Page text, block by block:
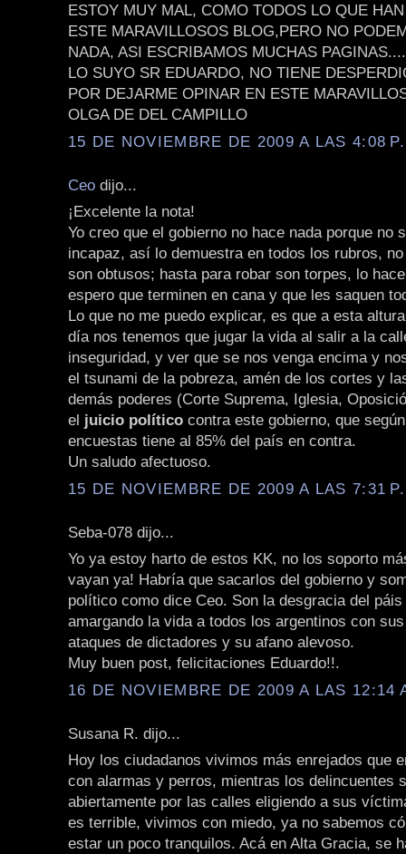
ESTOY MUY MAL, COMO TODOS LO QUE
ESTE MARAVILLOSOS BLOG,PERO NO
NADA, ASI ESCRIBAMOS MUCHAS
LO SUYO SR EDUARDO, NO TIENE
POR DEJARME OPINAR EN ESTE
OLGA DE DEL CAMPILLO
15 DE NOVIEMBRE DE 2009 A LAS 4:08
Ceo dijo...
¡Excelente la nota!
Yo creo que el gobierno no hace nada porque no
incapaz, así lo demuestra en todos los rubros,
son obtusos; hasta para robar son torpes, lo
espero que terminen en cana y que les saquen
Lo que no me puedo explicar, es que a esta
día nos tenemos que jugar la vida al salir a la
inseguridad, y ver que se nos venga encima y
el tsunami de la pobreza, amén de los cortes y
demás poderes (Corte Suprema, Iglesia,
el juicio político contra este gobierno, que
encuestas tiene al 85% del país en contra.
Un saludo afectuoso.
15 DE NOVIEMBRE DE 2009 A LAS 7:31
Seba-078 dijo...
Yo ya estoy harto de estos KK, no los soporto
vayan ya! Habría que sacarlos del gobierno y
político como dice Ceo. Son la desgracia del
amargando la vida a todos los argentinos con
ataques de dictadores y su afano alevoso.
Muy buen post, felicitaciones Eduardo!!.
16 DE NOVIEMBRE DE 2009 A LAS 12:14
Susana R. dijo...
Hoy los ciudadanos vivimos más enrejados que
con alarmas y perros, mientras los delincuentes
abiertamente por las calles eligiendo a sus
es terrible, vivimos con miedo, ya no sabemos
estar un poco tranquilos. Acá en Alta Gracia, se